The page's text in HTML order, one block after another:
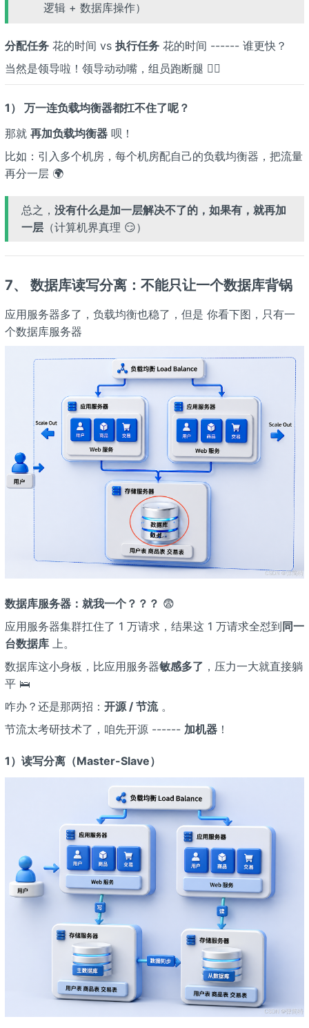
逻辑 + 数据库操作）
分配任务花的时间 vs 执行任务花的时间 ------ 谁更快？
当然是领导啦！领导动动嘴，组员跑断腿 🏃‍♂️
1） 万一连负载均衡器都扛不住了呢？
那就 再加负载均衡器呗！
比如：引入多个机房，每个机房配自己的负载均衡器，把流量
再分一层 🌍
总之， 没有什么是加一层解决不了的，如果有，就再加
一层（计算机界真理 😏）
7、 数据库读写分离：不能只让一个数据库背锅
应用服务器多了，负载均衡也稳了，但是 你看下图，只有一
个数据库服务器
数据库服务器：就我一个？？？ 😨
应用服务器集群扛住了 1 万请求，结果这 1 万请求全怼到 同一
台数据库上。
数据库这小身板，比应用服务器敏感多了 ，压力一大就直接躺
平 🛌
咋办？还是那两招： 开源 / 节流。
节流太考研技术了，咱先开源 ------ 加机器！
1）读写分离（Master-Slave）